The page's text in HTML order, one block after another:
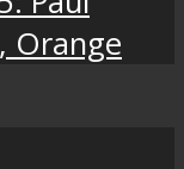
Orange